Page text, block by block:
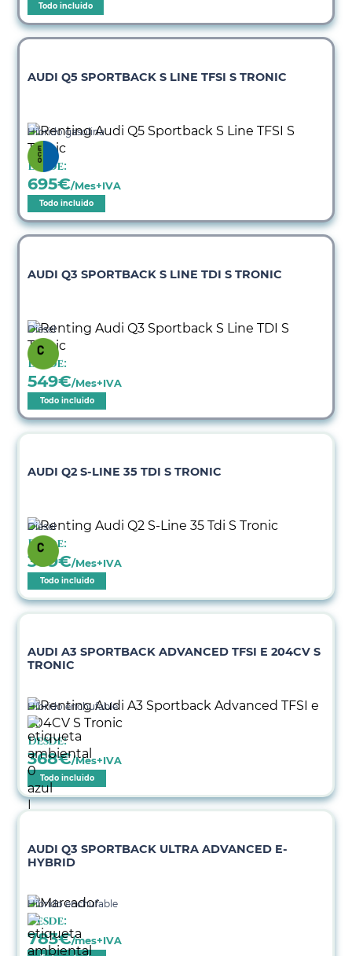
Todo incluido
AUDI Q5 SPORTBACK S LINE TFSI S TRONIC
Híbrido gasolina
Desde:
695€/Mes+IVA
Todo incluido
AUDI Q3 SPORTBACK S LINE TDI S TRONIC
Diésel
Desde:
549€/Mes+IVA
Todo incluido
AUDI Q2 S-LINE 35 TDI S TRONIC
Diésel
Desde:
389€/Mes+IVA
Todo incluido
AUDI A3 SPORTBACK ADVANCED TFSI E 204CV S
TRONIC
Híbrido enchufable
Desde:
368€/Mes+IVA
Todo incluido
AUDI Q3 SPORTBACK ULTRA ADVANCED E-
HYBRID
Híbrido enchufable
Desde:
783€/mes+IVA